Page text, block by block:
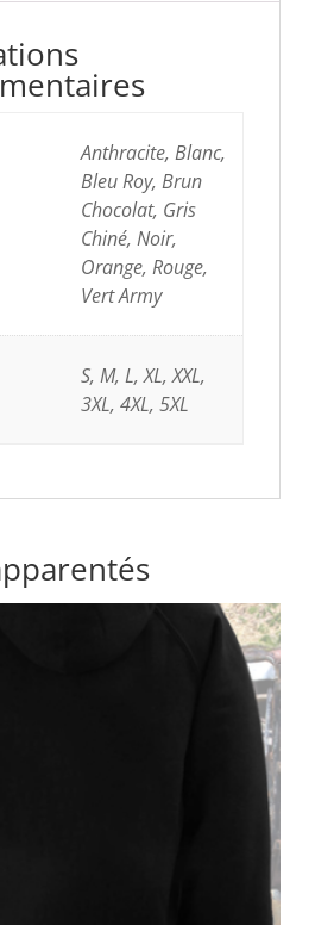
Anthracite, Blanc,
Bleu Roy, Brun
Chocolat, Gris
Chiné, Noir,
Orange, Rouge,
Vert Army
S, M, L, XL, XXL,
3XL, 4XL, 5XL